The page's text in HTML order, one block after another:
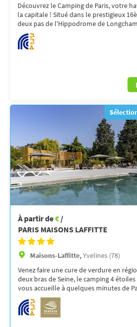
Découvrez le Camping de Paris, votre
la capitale ! Situé dans le prestigieux
deux pas de l'Hippodrome de
À partir de€ /
PARIS MAISONS LAFFITTE
Maisons-Laffitte,Yvelines (78)
Venez faire une cure de verdure en
deux bras de Seine, le camping 4
vous accueille à quelques minutes de